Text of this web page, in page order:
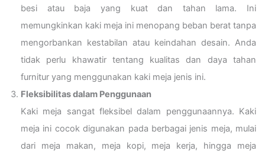
besi atau baja yang kuat dan tahan lama. Ini
memungkinkan kaki meja ini menopang beban berat tanpa
mengorbankan kestabilan atau keindahan desain. Anda
tidak perlu khawatir tentang kualitas dan daya tahan
furnitur yang menggunakan kaki meja jenis ini.
Fleksibilitas dalam Penggunaan
Kaki meja sangat fleksibel dalam penggunaannya. Kaki
meja ini cocok digunakan pada berbagai jenis meja, mulai
dari meja makan, meja kopi, meja kerja, hingga meja